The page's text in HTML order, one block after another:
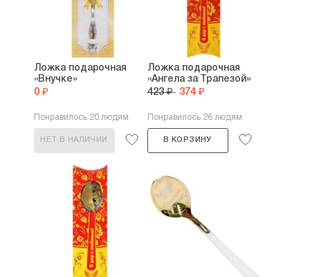
Ложка подарочная
«Внучке»
0 ₽
Понравилось 20 людям
НЕТ В НАЛИЧИИ
Ложка подарочная
«Ангела за Трапезой»
423 ₽ 374 ₽
Понравилось 26 людям
В КОРЗИНУ